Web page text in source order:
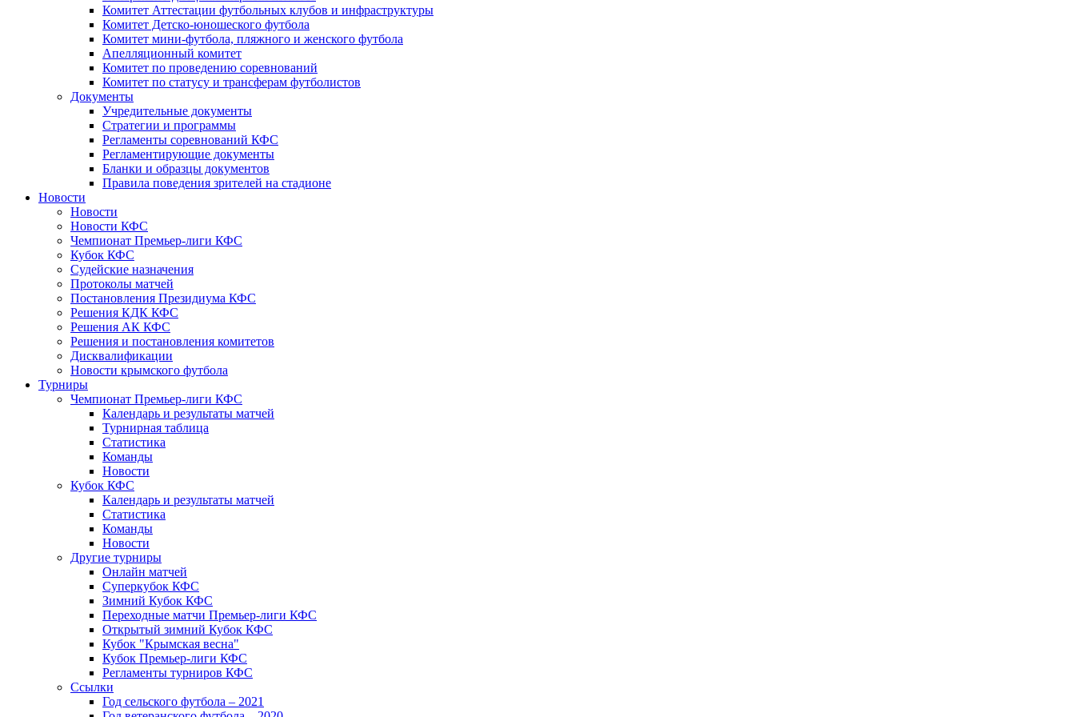
Комитет Аттестации футбольных клубов и инфраструктуры
Комитет Детско-юношеского футбола
Комитет мини-футбола, пляжного и женского футбола
Апелляционный комитет
Комитет по проведению соревнований
Комитет по статусу и трансферам футболистов
Документы
Учредительные документы
Стратегии и программы
Регламенты соревнований КФС
Регламентирующие документы
Бланки и образцы документов
Правила поведения зрителей на стадионе
Новости
Новости
Новости КФС
Чемпионат Премьер-лиги КФС
Кубок КФС
Судейские назначения
Протоколы матчей
Постановления Президиума КФС
Решения КДК КФС
Решения АК КФС
Решения и постановления комитетов
Дисквалификации
Новости крымского футбола
Турниры
Чемпионат Премьер-лиги КФС
Календарь и результаты матчей
Турнирная таблица
Статистика
Команды
Новости
Кубок КФС
Календарь и результаты матчей
Статистика
Команды
Новости
Другие турниры
Онлайн матчей
Суперкубок КФС
Зимний Кубок КФС
Переходные матчи Премьер-лиги КФС
Открытый зимний Кубок КФС
Кубок "Крымская весна"
Кубок Премьер-лиги КФС
Регламенты турниров КФС
Ссылки
Год сельского футбола – 2021